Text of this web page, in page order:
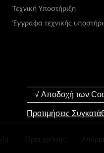
Τεχνική Yποστήριξη
Έγγραφα τεχνικής
Προτιμήσεις